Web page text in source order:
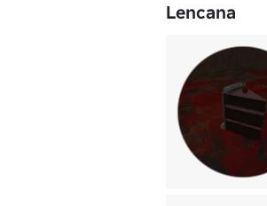
Lencana